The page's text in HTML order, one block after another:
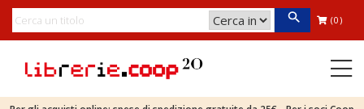
(0)